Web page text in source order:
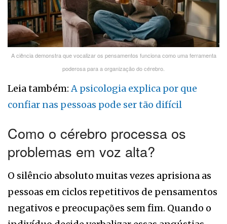
A ciência demonstra que vocalizar os pensamentos funciona como uma ferramenta
poderosa para a organização do cérebro.
Leia também: A psicologia explica por que
confiar nas pessoas pode ser tão difícil
Como o cérebro processa os
problemas em voz alta?
O silêncio absoluto muitas vezes aprisiona as
pessoas em ciclos repetitivos de pensamentos
negativos e preocupações sem fim. Quando o